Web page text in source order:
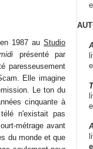
1987 auStudio
présenté par
paresseusement
Elle imagine
Le ton du
cinquante à
n'existait pas
métrage avant
du monde et que